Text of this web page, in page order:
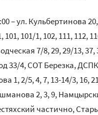
– ул. Кульбертинова
101, 101/1, 102, 111, 112,
7/8, 29, 29/13,
33/4, СОТ Березка,
1, 2/5, 4, 7, 13-14/3, 16,
2, 3, 9,
частично,